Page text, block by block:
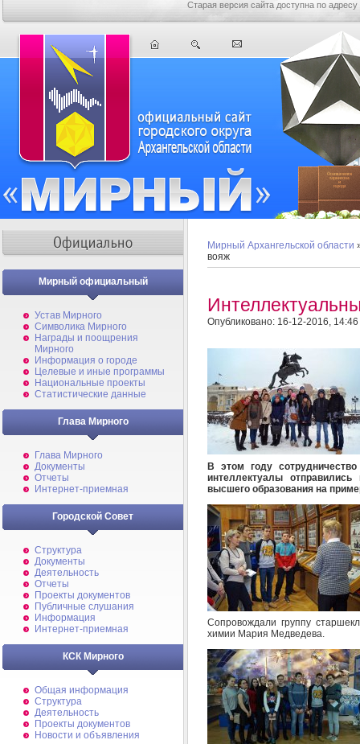
Старая версия сайта доступна по адресу
Мирный официальный
Устав Мирного
Символика Мирного
Награды и поощрения
Мирного
Информация о городе
Целевые и иные программы
Национальные проекты
Статистические данные
Глава Мирного
Глава Мирного
Документы
Отчеты
Интернет-приемная
Городской Совет
Структура
Документы
Деятельность
Отчеты
Проекты документов
Публичные слушания
Информация
Интернет-приемная
КСК Мирного
Общая информация
Структура
Деятельность
Проекты документов
Новости и объявления
Мирный Архангельской области
вояж
Опубликовано: 16-12-2016, 14:46
В этом году
интеллектуалы
высшего образования на
Сопровождали группу
химии Мария Медведева.